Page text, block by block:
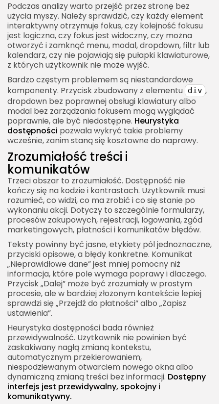
Podczas analizy warto przejść przez stronę bez
użycia myszy. Należy sprawdzić, czy każdy element
interaktywny otrzymuje fokus, czy kolejność fokusu
jest logiczna, czy fokus jest widoczny, czy można
otworzyć i zamknąć menu, modal, dropdown, filtr lub
kalendarz, czy nie pojawiają się pułapki klawiaturowe,
z których użytkownik nie może wyjść.
Bardzo częstym problemem są niestandardowe
komponenty. Przycisk zbudowany z elementu div ,
dropdown bez poprawnej obsługi klawiatury albo
modal bez zarządzania fokusem mogą wyglądać
poprawnie, ale być niedostępne. Heurystyka
dostępności pozwala wykryć takie problemy
wcześnie, zanim staną się kosztowne do naprawy.
Zrozumiałość treści i
komunikatów
Trzeci obszar to zrozumiałość. Dostępność nie
kończy się na kodzie i kontrastach. Użytkownik musi
rozumieć, co widzi, co ma zrobić i co się stanie po
wykonaniu akcji. Dotyczy to szczególnie formularzy,
procesów zakupowych, rejestracji, logowania, zgód
marketingowych, płatności i komunikatów błędów.
Teksty powinny być jasne, etykiety pól jednoznaczne,
przyciski opisowe, a błędy konkretne. Komunikat
„Nieprawidłowe dane” jest mniej pomocny niż
informacja, które pole wymaga poprawy i dlaczego.
Przycisk „Dalej” może być zrozumiały w prostym
procesie, ale w bardziej złożonym kontekście lepiej
sprawdzi się „Przejdź do płatności” albo „Zapisz
ustawienia”.
Heurystyka dostępności bada również
przewidywalność. Użytkownik nie powinien być
zaskakiwany nagłą zmianą kontekstu,
automatycznym przekierowaniem,
niespodziewanym otwarciem nowego okna albo
dynamiczną zmianą treści bez informacji. Dostępny
interfejs jest przewidywalny, spokojny i
komunikatywny.